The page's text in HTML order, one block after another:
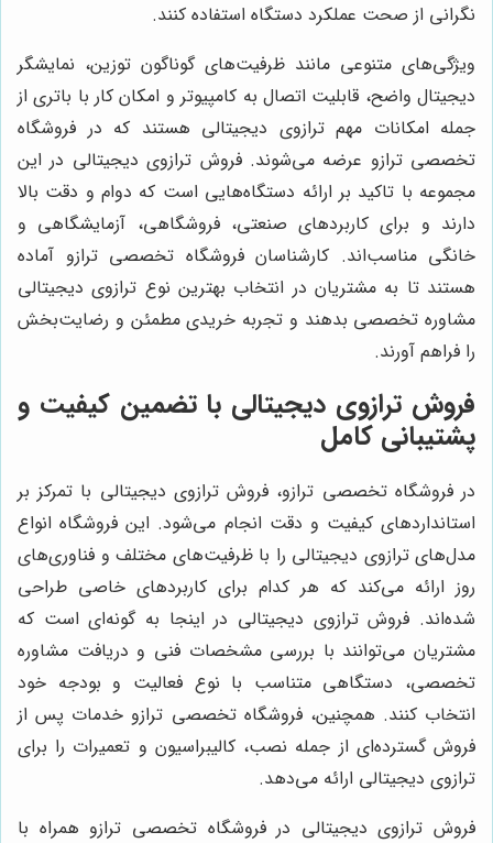
نگرانی از صحت عملکرد دستگاه استفاده کنند.
ویژگی‌های متنوعی مانند ظرفیت‌های گوناگون توزین، نمایشگر
دیجیتال واضح، قابلیت اتصال به کامپیوتر و امکان کار با باتری از
جمله امکانات مهم ترازوی دیجیتالی هستند که در فروشگاه
تخصصی ترازو عرضه می‌شوند. فروش ترازوی دیجیتالی در این
مجموعه با تاکید بر ارائه دستگاه‌هایی است که دوام و دقت بالا
دارند و برای کاربردهای صنعتی، فروشگاهی، آزمایشگاهی و
خانگی مناسب‌اند. کارشناسان فروشگاه تخصصی ترازو آماده
هستند تا به مشتریان در انتخاب بهترین نوع ترازوی دیجیتالی
مشاوره تخصصی بدهند و تجربه خریدی مطمئن و رضایت‌بخش
را فراهم آورند.
فروش ترازوی دیجیتالی با تضمین کیفیت و
پشتیبانی کامل
در فروشگاه تخصصی ترازو، فروش ترازوی دیجیتالی با تمرکز بر
استانداردهای کیفیت و دقت انجام می‌شود. این فروشگاه انواع
مدل‌های ترازوی دیجیتالی را با ظرفیت‌های مختلف و فناوری‌های
روز ارائه می‌کند که هر کدام برای کاربردهای خاصی طراحی
شده‌اند. فروش ترازوی دیجیتالی در اینجا به گونه‌ای است که
مشتریان می‌توانند با بررسی مشخصات فنی و دریافت مشاوره
تخصصی، دستگاهی متناسب با نوع فعالیت و بودجه خود
انتخاب کنند. همچنین، فروشگاه تخصصی ترازو خدمات پس از
فروش گسترده‌ای از جمله نصب، کالیبراسیون و تعمیرات را برای
ترازوی دیجیتالی ارائه می‌دهد.
فروش ترازوی دیجیتالی در فروشگاه تخصصی ترازو همراه با